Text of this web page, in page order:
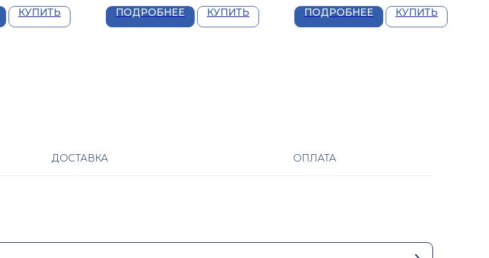
КУПИТЬ ПОДРОБНЕЕ КУПИТЬ ПОДРОБНЕЕ КУПИТЬ
ДОСТАВКА ОПЛАТА